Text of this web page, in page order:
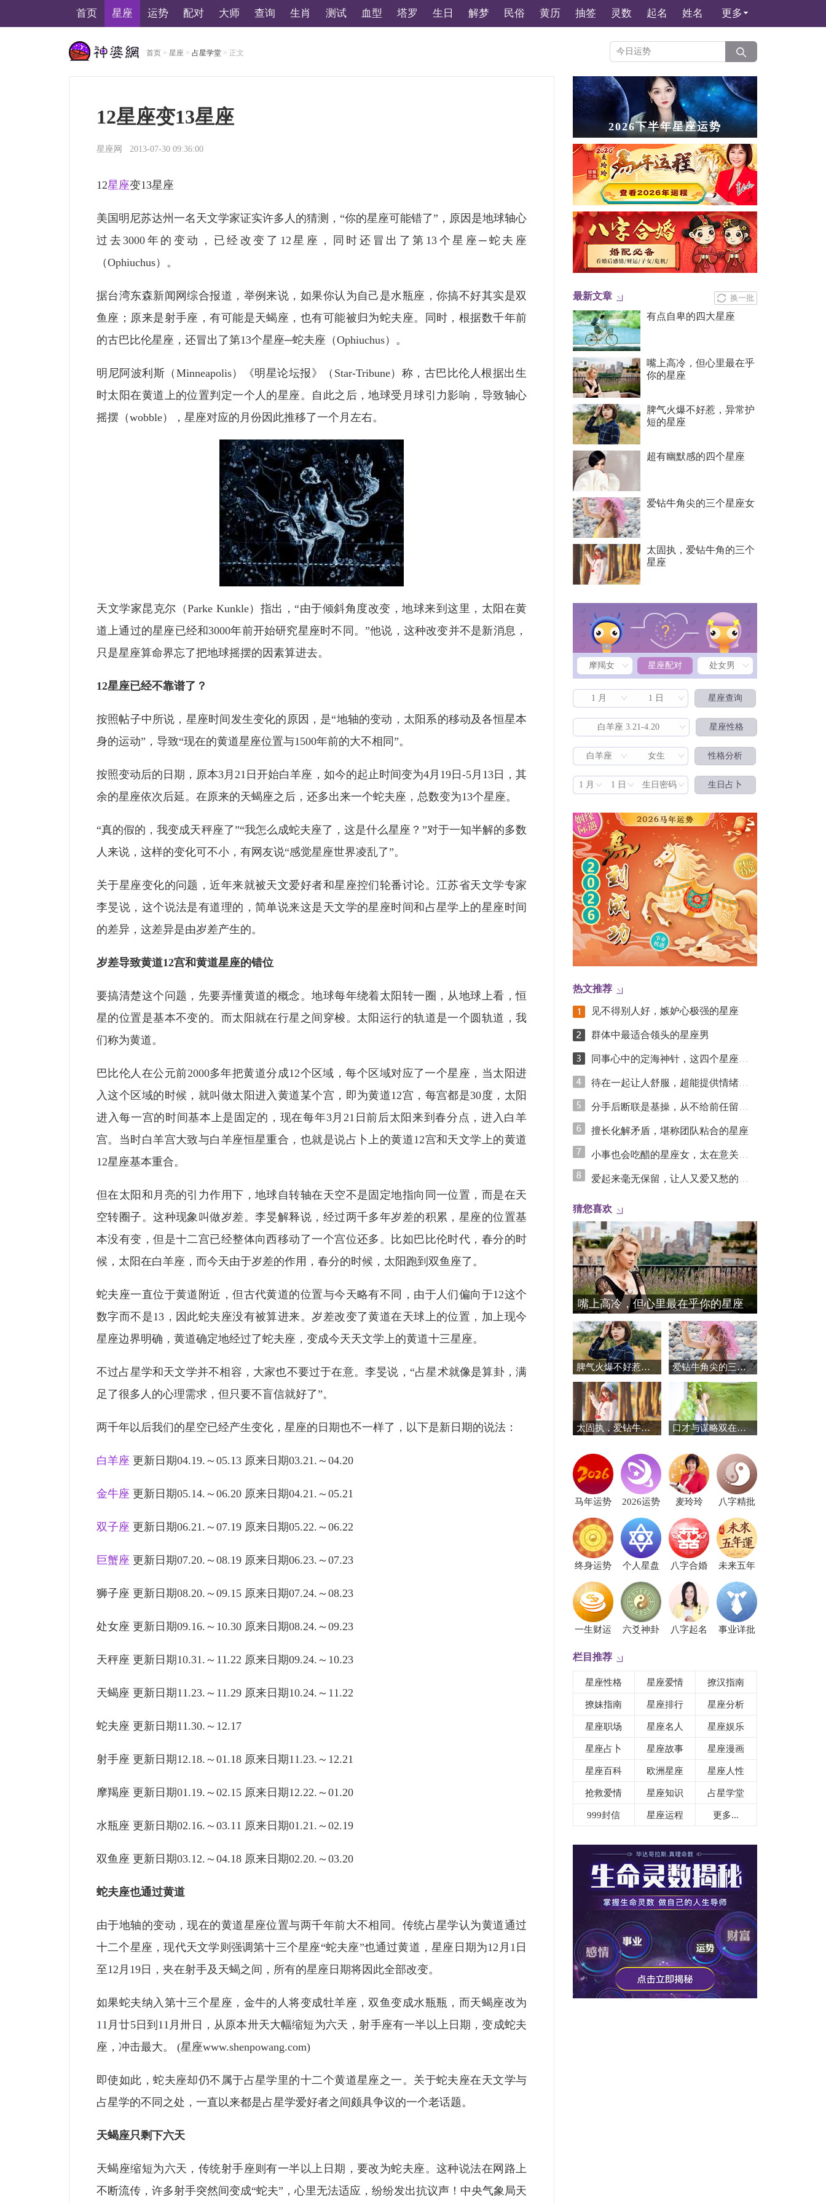
首页 星座 运势 配对 大师 查询 生肖 测试 血型 塔罗 生日 解梦 民俗 黄历 抽签 灵数 起名 姓名 更多
首页 > 星座 > 占星学堂 > 正文
12星座变13星座
星座网 2013-07-30 09:36:00
12星座变13星座
美国明尼苏达州一名天文学家证实许多人的猜测，“你的星座可能错了”，原因是地球轴心
过去3000年的变动，已经改变了12星座，同时还冒出了第13个星座─蛇夫座
（Ophiuchus）。
据台湾东森新闻网综合报道，举例来说，如果你认为自己是水瓶座，你搞不好其实是双
鱼座；原来是射手座，有可能是天蝎座，也有可能被归为蛇夫座。同时，根据数千年前
的古巴比伦星座，还冒出了第13个星座─蛇夫座（Ophiuchus）。
明尼阿波利斯（Minneapolis）《明星论坛报》（Star-Tribune）称，古巴比伦人根据出生
时太阳在黄道上的位置判定一个人的星座。自此之后，地球受月球引力影响，导致轴心
摇摆（wobble），星座对应的月份因此推移了一个月左右。
天文学家昆克尔（Parke Kunkle）指出，“由于倾斜角度改变，地球来到这里，太阳在黄
道上通过的星座已经和3000年前开始研究星座时不同。”他说，这种改变并不是新消息，
只是星座算命界忘了把地球摇摆的因素算进去。
12星座已经不靠谱了？
按照帖子中所说，星座时间发生变化的原因，是“地轴的变动，太阳系的移动及各恒星本
身的运动”，导致“现在的黄道星座位置与1500年前的大不相同”。
按照变动后的日期，原本3月21日开始白羊座，如今的起止时间变为4月19日-5月13日，其
余的星座依次后延。在原来的天蝎座之后，还多出来一个蛇夫座，总数变为13个星座。
“真的假的，我变成天秤座了”“我怎么成蛇夫座了，这是什么星座？”对于一知半解的多数
人来说，这样的变化可不小，有网友说“感觉星座世界凌乱了”。
关于星座变化的问题，近年来就被天文爱好者和星座控们轮番讨论。江苏省天文学专家
李旻说，这个说法是有道理的，简单说来这是天文学的星座时间和占星学上的星座时间
的差异，这差异是由岁差产生的。
岁差导致黄道12宫和黄道星座的错位
要搞清楚这个问题，先要弄懂黄道的概念。地球每年绕着太阳转一圈，从地球上看，恒
星的位置是基本不变的。而太阳就在行星之间穿梭。太阳运行的轨道是一个圆轨道，我
们称为黄道。
巴比伦人在公元前2000多年把黄道分成12个区域，每个区域对应了一个星座，当太阳进
入这个区域的时候，就叫做太阳进入黄道某个宫，即为黄道12宫，每宫都是30度，太阳
进入每一宫的时间基本上是固定的，现在每年3月21日前后太阳来到春分点，进入白羊
宫。当时白羊宫大致与白羊座恒星重合，也就是说占卜上的黄道12宫和天文学上的黄道
12星座基本重合。
但在太阳和月亮的引力作用下，地球自转轴在天空不是固定地指向同一位置，而是在天
空转圈子。这种现象叫做岁差。李旻解释说，经过两千多年岁差的积累，星座的位置基
本没有变，但是十二宫已经整体向西移动了一个宫位还多。比如巴比伦时代，春分的时
候，太阳在白羊座，而今天由于岁差的作用，春分的时候，太阳跑到双鱼座了。
蛇夫座一直位于黄道附近，但古代黄道的位置与今天略有不同，由于人们偏向于12这个
数字而不是13，因此蛇夫座没有被算进来。岁差改变了黄道在天球上的位置，加上现今
星座边界明确，黄道确定地经过了蛇夫座，变成今天天文学上的黄道十三星座。
不过占星学和天文学并不相容，大家也不要过于在意。李旻说，“占星术就像是算卦，满
足了很多人的心理需求，但只要不盲信就好了”。
两千年以后我们的星空已经产生变化，星座的日期也不一样了，以下是新日期的说法：
白羊座 更新日期04.19.～05.13 原来日期03.21.～04.20
金牛座 更新日期05.14.～06.20 原来日期04.21.～05.21
双子座 更新日期06.21.～07.19 原来日期05.22.～06.22
巨蟹座 更新日期07.20.～08.19 原来日期06.23.～07.23
狮子座 更新日期08.20.～09.15 原来日期07.24.～08.23
处女座 更新日期09.16.～10.30 原来日期08.24.～09.23
天秤座 更新日期10.31.～11.22 原来日期09.24.～10.23
天蝎座 更新日期11.23.～11.29 原来日期10.24.～11.22
蛇夫座 更新日期11.30.～12.17
射手座 更新日期12.18.～01.18 原来日期11.23.～12.21
摩羯座 更新日期01.19.～02.15 原来日期12.22.～01.20
水瓶座 更新日期02.16.～03.11 原来日期01.21.～02.19
双鱼座 更新日期03.12.～04.18 原来日期02.20.～03.20
蛇夫座也通过黄道
由于地轴的变动，现在的黄道星座位置与两千年前大不相同。传统占星学认为黄道通过
十二个星座，现代天文学则强调第十三个星座“蛇夫座”也通过黄道，星座日期为12月1日
至12月19日，夹在射手及天蝎之间，所有的星座日期将因此全部改变。
如果蛇夫纳入第十三个星座，金牛的人将变成牡羊座，双鱼变成水瓶瓶，而天蝎座改为
11月廿5日到11月卅日，从原本卅天大幅缩短为六天，射手座有一半以上日期，变成蛇夫
座，冲击最大。 (星座www.shenpowang.com)
即使如此，蛇夫座却仍不属于占星学里的十二个黄道星座之一。关于蛇夫座在天文学与
占星学的不同之处，一直以来都是占星学爱好者之间颇具争议的一个老话题。
天蝎座只剩下六天
天蝎座缩短为六天，传统射手座则有一半以上日期，要改为蛇夫座。这种说法在网路上
不断流传，许多射手突然间变成“蛇夫”，心里无法适应，纷纷发出抗议声！中央气象局天
2026下半年星座运势
换一批
最新文章
有点自卑的四大星座
嘴上高冷，但心里最在乎
你的星座
脾气火爆不好惹，异常护
短的星座
超有幽默感的四个星座
爱钻牛角尖的三个星座女
太固执，爱钻牛角的三个
星座
星座配对
摩羯女 星座配对 处女男
1 月 1 日 星座查询
白羊座 3.21-4.20 星座性格
白羊座 女生 性格分析
1 月 1 日 生日密码 生日占卜
热文推荐
见不得别人好，嫉妒心极强的星座
群体中最适合领头的星座男
同事心中的定海神针，这四个星座凭踏实实力圈粉
待在一起让人舒服，超能提供情绪价值的星座
分手后断联是基操，从不给前任留念想的星座女
擅长化解矛盾，堪称团队粘合的星座
小事也会吃醋的星座女，太在意关系里的安全感
爱起来毫无保留，让人又爱又愁的星座
猜您喜欢
嘴上高冷，但心里最在乎你的星座
脾气火爆不好惹，异常护短的星座 爱钻牛角尖的三个星座女
太固执，爱钻牛角的三个星座 口才与谋略双在线！这三个星座赢在起跑线
马年运势 2026运势 麦玲玲 八字精批
终身运势 个人星盘 八字合婚 未来五年
一生财运 六爻神卦 八字起名 事业详批
栏目推荐
星座性格 星座爱情 撩汉指南
撩妹指南 星座排行 星座分析
星座职场 星座名人 星座娱乐
星座占卜 星座故事 星座漫画
星座百科 欧洲星座 星座人性
抢救爱情 星座知识 占星学堂
999封信 星座运程 更多...